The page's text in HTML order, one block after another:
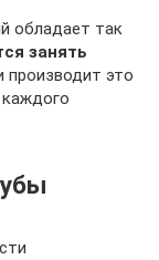
обладает так
занять
производит это